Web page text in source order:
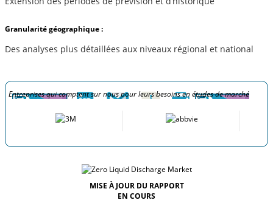
Granularité géographique :
Des analyses plus détaillées aux niveaux régional et national
Entreprises qui comptent sur nous pour leurs besoins en études de marché
MISE À JOUR DU RAPPORT
EN COURS